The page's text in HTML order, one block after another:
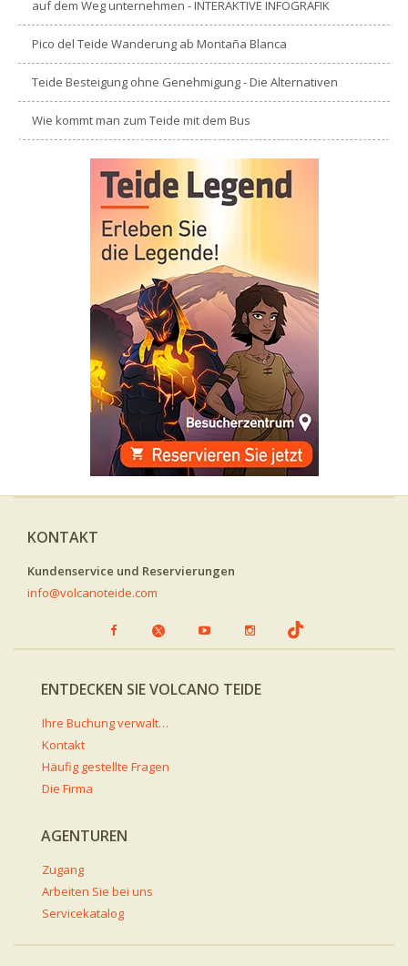
auf dem Weg unternehmen - INTERAKTIVE INFOGRAFIK
Pico del Teide Wanderung ab Montaña Blanca
Teide Besteigung ohne Genehmigung - Die Alternativen
Wie kommt man zum Teide mit dem Bus
KONTAKT
Kundenservice und Reservierungen
info@volcanoteide.com
ENTDECKEN SIE VOLCANO TEIDE
Ihre Buchung verwalten
Kontakt
Häufig gestellte Fragen
Die Firma
AGENTUREN
Zugang
Arbeiten Sie bei uns
Servicekatalog